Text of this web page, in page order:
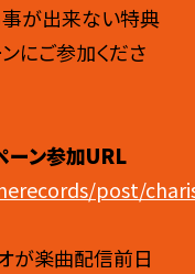
事が出来ない特典
にご参加くださ
ン参加URL
post/
が楽曲配信前日